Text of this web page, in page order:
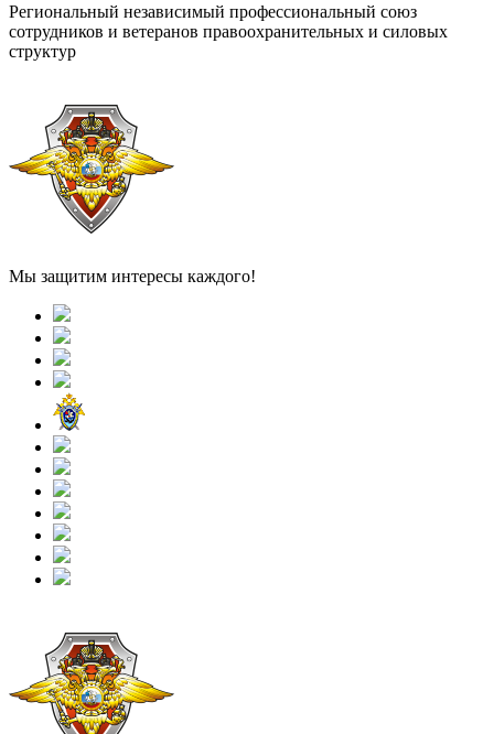
Региональный независимый профессиональный союз
сотрудников и ветеранов правоохранительных и силовых
структур
Мы защитим интересы каждого!